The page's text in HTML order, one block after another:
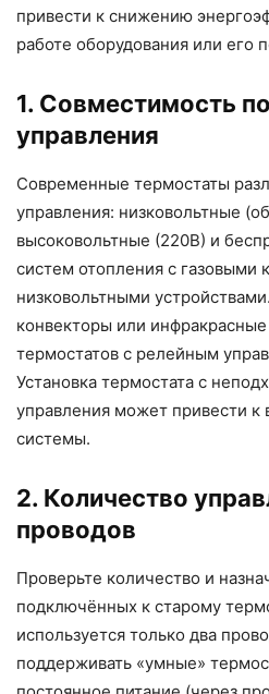
привести к снижению
работе оборудования или его
1. Совместимость
управления
Современные термостаты
управления: низковольтные
высоковольтные (220В) и
систем отопления с газовыми
низковольтными
конвекторы или
термостатов с релейным
Установка термостата с
управления может привести к
системы.
2. Количество
проводов
Проверьте количество и
подключённых к старому
используется только два
поддерживать «умные»